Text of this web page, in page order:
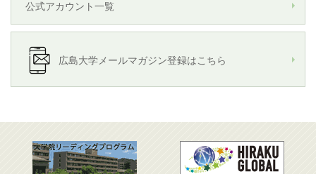
公式アカウント一覧
広島大学メールマガジン登録はこちら